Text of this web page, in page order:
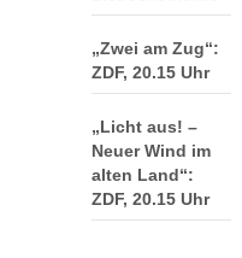
„Zwei am Zug“:
ZDF, 20.15 Uhr
„Licht aus! –
Neuer Wind im
alten Land“:
ZDF, 20.15 Uhr